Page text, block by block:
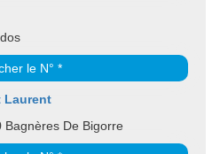
le N° *
Laurent
De Bigorre